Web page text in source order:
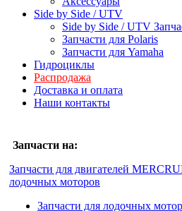
Side by Side / UTV
Side by Side / UTV
Запчасти для Polaris
Запчасти для Yamaha
Гидроциклы
Распродажа
Доставка и оплата
Наши контакты
Запчасти на:
Запчасти для двигателей
лодочных моторов
Запчасти для лодочных